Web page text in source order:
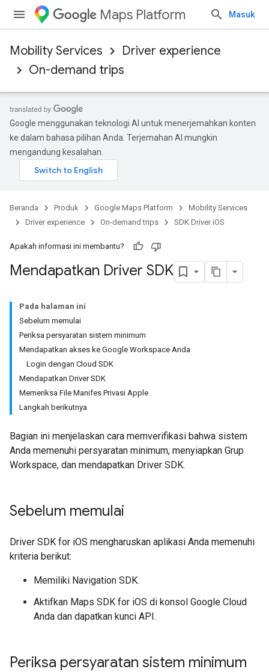
Maps Platform Masuk
Mobility Services
Driver experience
On-demand trips
Google menggunakan teknologi AI untuk menerjemahkan konten
ke dalam bahasa pilihan Anda. Terjemahan AI mungkin
mengandung kesalahan.
Beranda Produk Google Maps Platform
Mobility Services
Driver experience
On-demand trips SDK Driver iOS
Apakah informasi ini membantu?
Mendapatkan Driver SDK
Pada halaman ini
Sebelum memulai
Periksa persyaratan sistem minimum
Mendapatkan akses ke Google Workspace Anda
Login dengan Cloud SDK
Mendapatkan Driver SDK
Memeriksa File Manifes Privasi Apple
Langkah berikutnya
Bagian ini menjelaskan cara memverifikasi bahwa sistem
Anda memenuhi persyaratan minimum, menyiapkan Grup
Workspace, dan mendapatkan Driver SDK.
Sebelum memulai
Driver SDK for iOS mengharuskan aplikasi Anda memenuhi
kriteria berikut:
Memiliki Navigation SDK.
Aktifkan Maps SDK for iOS di konsol Google Cloud
Anda dan dapatkan kunci API.
Periksa persyaratan sistem minimum